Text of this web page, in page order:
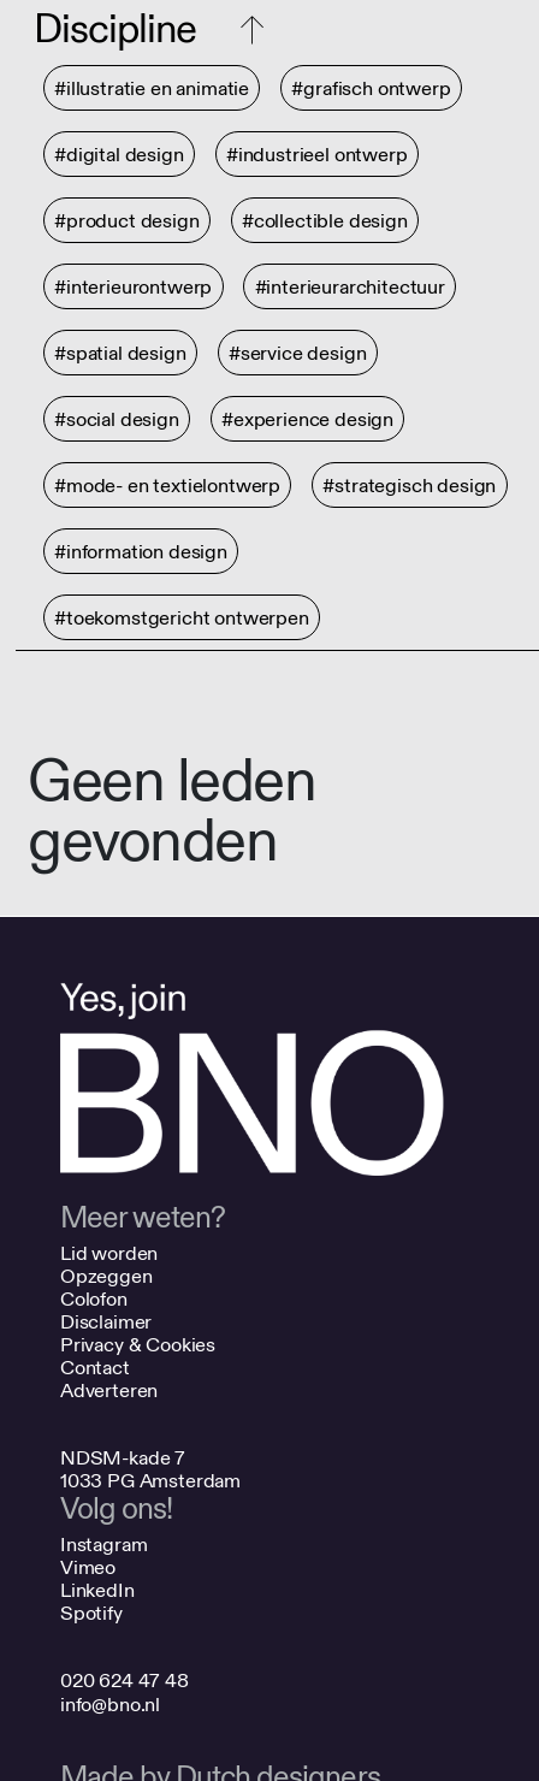
Discipline
#illustratie en animatie #grafisch ontwerp
#digital design #industrieel ontwerp
#product design #collectible design
#interieurontwerp #interieurarchitectuur
#spatial design #service design
#social design #experience design
#mode- en textielontwerp #strategisch design
#information design
#toekomstgericht ontwerpen
Geen leden
gevonden
Meer weten?
Lid worden
Opzeggen
Colofon
Disclaimer
Privacy & Cookies
Contact
Adverteren
NDSM-kade 7
1033 PG Amsterdam
Volg ons!
Instagram
Vimeo
LinkedIn
Spotify
020 624 47 48
info@bno.nl